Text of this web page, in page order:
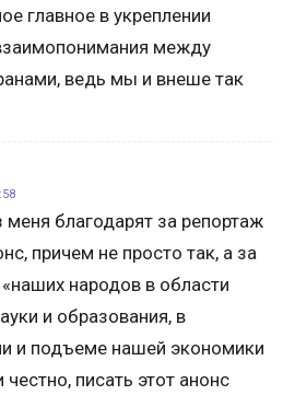
главное в укреплении
между
ведь мы и внеше так
меня благодарят за репортаж
причем не просто так, а за
народов в области
и образования, в
и подъеме нашей экономики
честно, писать этот анонс